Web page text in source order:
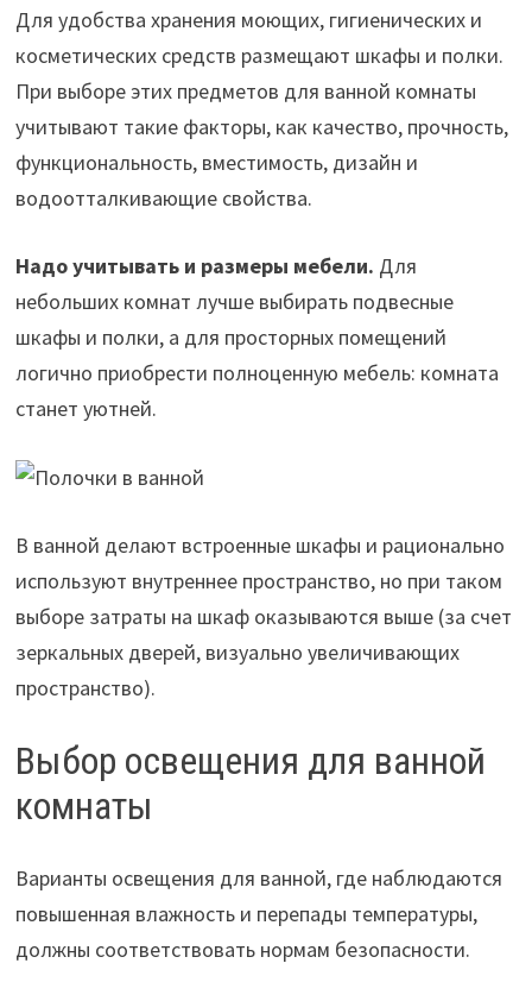
Для удобства хранения моющих, гигиенических и
косметических средств размещают шкафы и полки.
При выборе этих предметов для ванной комнаты
учитывают такие факторы, как качество, прочность,
функциональность, вместимость, дизайн и
водоотталкивающие свойства.
Надо учитывать и размеры мебели. Для
небольших комнат лучше выбирать подвесные
шкафы и полки, а для просторных помещений
логично приобрести полноценную мебель: комната
станет уютней.
В ванной делают встроенные шкафы и рационально
используют внутреннее пространство, но при таком
выборе затраты на шкаф оказываются выше (за счет
зеркальных дверей, визуально увеличивающих
пространство).
Выбор освещения для ванной
комнаты
Варианты освещения для ванной, где наблюдаются
повышенная влажность и перепады температуры,
должны соответствовать нормам безопасности.